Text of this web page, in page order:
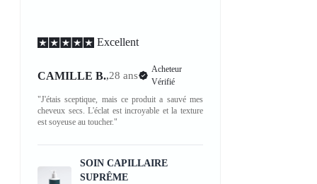
Excellent
CAMILLE B.,28 ans
Acheteur
Vérifié
"J'étais sceptique, mais ce produit a sauvé mes
cheveux secs. L'éclat est incroyable et la texture
est soyeuse au toucher."
SOIN CAPILLAIRE
SUPRÊME